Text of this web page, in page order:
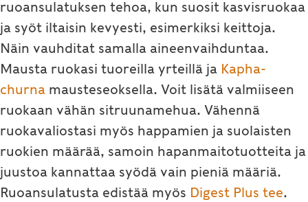
ruoansulatuksen tehoa, kun suosit kasvisruokaa
ja syöt iltaisin kevyesti, esimerkiksi keittoja.
Näin vauhditat samalla aineenvaihduntaa.
Mausta ruokasi tuoreilla yrteillä ja Kapha-
churna mausteseoksella. Voit lisätä valmiiseen
ruokaan vähän sitruunamehua. Vähennä
ruokavaliostasi myös happamien ja suolaisten
ruokien määrää, samoin hapanmaitotuotteita ja
juustoa kannattaa syödä vain pieniä määriä.
Ruoansulatusta edistää myös Digest Plus tee.